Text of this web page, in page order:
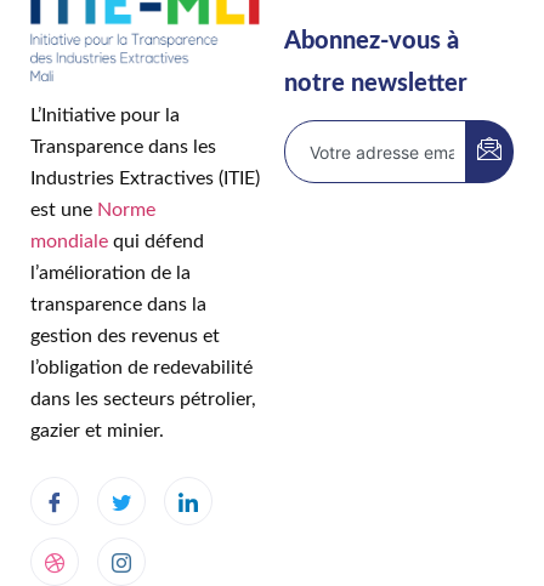
L’Initiative pour la
Transparence dans les
Industries Extractives (ITIE)
est une Norme
mondiale qui défend
l’amélioration de la
transparence dans la
gestion des revenus et
l’obligation de redevabilité
dans les secteurs pétrolier,
gazier et minier.
Abonnez-vous à
notre newsletter